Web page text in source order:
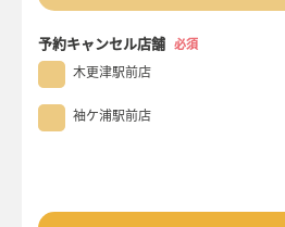
予約キャンセル店舗 必須
木更津駅前店
袖ケ浦駅前店